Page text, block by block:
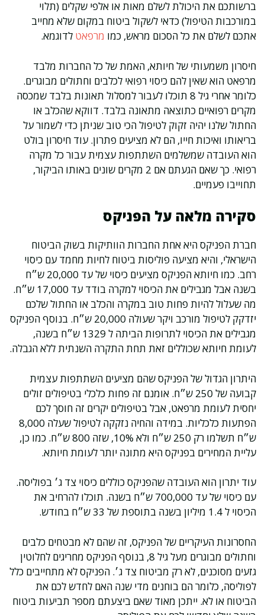
ברשותכם את היכולת לשלם מאות או אלפי שקלים (תלוי
במורכבות הטיפול) כדאי לשקול ביטוח במקום שלא מחייב
אתכם לשלם את כל הסכום מראש, כמו מרפאט לדוגמא.
חיסרון משמעותי של חיותא, האמת של כל החברות מלבד
מרפאט הוא שאין להם כיסוי רפואי לכלבים וחתולים מבוגרים.
כלומר אחרי גיל 8 תוכלו לעבור למסלול תאונות בלבד שמכסה
מקרים רפואיים כתוצאה מתאונה בלבד. דווקא שהכלב או
החתול שלנו יהיה זקוק לטיפול הכי טוב שניתן כדי לשמור על
בריאותו ואיכות חייו, הם לא מציעים פתרון. עוד חיסרון בולט
הוא העובדה שמשלמים השתתפות עצמית עבור כל מקרה
רפואי. כך שאם הגעתם אם 2 מקרים שונים באותו הביקור,
תחוייבו פעמיים.
סקירה מלאה על הפניקס
חברת הפניקס היא אחת החברות הוותיקות בשוק הביטוח
הישראלי, והיא מציעה פוליסות ביטוח לחיות מחמד עם כיסוי
רחב. כמו חיותא הפניקס מציעים כיסוי של עד 20,000 ש״ח
בשנה אבל מגבילים את הכיסוי למקרה בודד עד 17,000 ש״ח.
מה שעלול להיות פחות טוב במקרה והכלב או החתול שלכם
יזדקק לטיפול מורכב ויקר שעולה 20,000 ש״ח. בנוסף הפניקס
מגבילים את הכיסוי לתרופות הביתה ל 1329 ש״ח בשנה,
לעומת חיותא שכוללים זאת תחת התקרה השנתית ללא הגבלה.
היתרון הגדול של הפניקס שהם מציעים השתתפות עצמית
קבועה של 250 ש״ח. אומנם זה פחות כלכלי בטיפולים זולים
יחסית לעומת מרפאט, אבל בטיפולים יקרים זה חוסך לכם
הפתעות כלכליות. במידה והחיה נזקקה לטיפול שעלה 8,000
ש״ח תשלמו רק 250 ש״ח ולא 10%, שזה 800 ש״ח. כמו כן,
עליית המחירים בפניקס היא מתונה יותר לעומת חיותא.
עוד יתרון הוא העובדה שהפניקס כוללים כיסוי צד ג׳ בפוליסה.
עם כיסוי של עד 700,000 ש״ח בשנה. תוכלו להרחיב את
הכיסוי ל 1.4 מיליון בשנה בתוספת של 33 ש״ח בחודש.
החסרונות העיקריים של הפניקס, זה שהם לא מבטחים כלבים
וחתולים מבוגרים מעל גיל 8, בנוסף הפניקס מחריגים לחלוטין
גזעים מסוכנים, לא רק מביטוח צד ג׳. הפניקס לא מתחייבים כלל
לפוליסה, כלומר הם בוחנים מדי שנה האם לחדש לכם את
הביטוח או לא. ייתכן מאוד שאם ביצעתם מספר תביעות ביטוח